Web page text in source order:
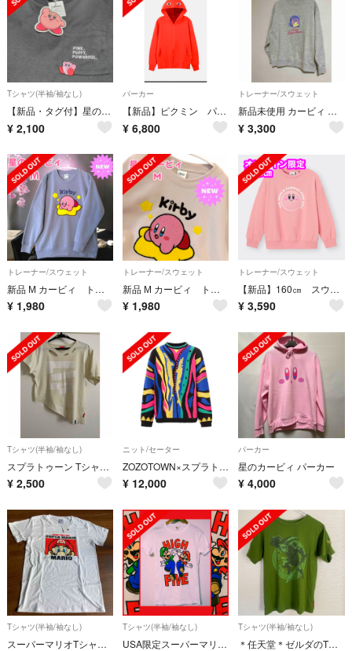
Tシャツ(半袖/袖なし)
【新品・タグ付】星のカービィ Tシャツ（濃グレー） レディースMサイズ
¥ 2,100
パーカー
【新品】ピクミン パーカー Mサイズ PIKMIN
¥ 6,800
トレーナー/スウェット
新品未使用 カービィ トレーナー M
¥ 3,300
トレーナー/スウェット
新品 М カービィ トレーナー スウェット プルオーバー 裏起毛 長袖 トップス
¥ 1,980
トレーナー/スウェット
新品 М カービィ トレーナー スウェット プルオーバー 裏起毛 長袖 トップス
¥ 1,980
トレーナー/スウェット
【新品】160㎝ スウェットプルオーバー Kirby カービィ
¥ 3,590
Tシャツ(半袖/袖なし)
スプラトゥーン Tシャツ サキイカホワイト sサイズ
¥ 2,500
ニット/セーター
ZOZOTOWN×スプラトゥーン☆コラボ3Dニット
¥ 12,000
パーカー
星のカービィ パーカー
¥ 4,000
Tシャツ(半袖/袖なし)
スーパーマリオTシャツ Mサイズ
Tシャツ(半袖/袖なし)
USA限定スーパーマリオTシャツ
Tシャツ(半袖/袖なし)
＊任天堂＊ゼルダのTシャツ＊難あり